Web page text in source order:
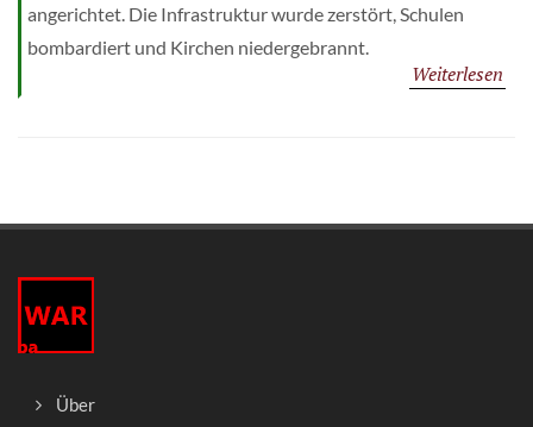
angerichtet. Die Infrastruktur wurde zerstört, Schulen
bombardiert und Kirchen niedergebrannt.
Weiterlesen
Über